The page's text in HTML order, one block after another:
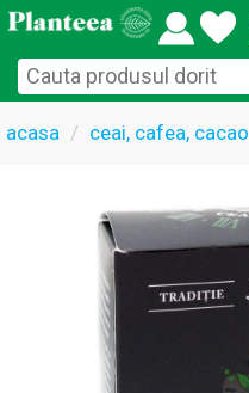
acasa ceai, cafea, cacao